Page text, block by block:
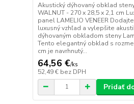
Akustický dýhovaný obklad
WALNUT - 270 x 28,5 x 2,1 cm
panel LAMELIO VENEER
luxusný vzhľad a vylepšite
dýhovaným obkladom steny
Tento elegantný obklad s
cm je navrhnutý...
64,56 €/ks
52,49 € bez DPH
Pridať